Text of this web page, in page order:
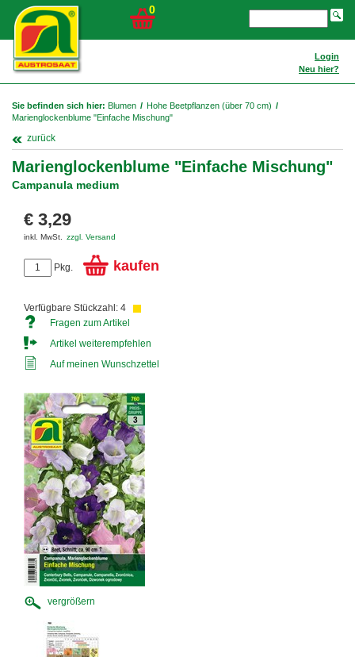
0
Login
Neu hier?
Sie befinden sich hier: Blumen / Hohe Beetpflanzen (über 70 cm) /
Marienglockenblume "Einfache Mischung"
zurück
Marienglockenblume "Einfache Mischung"
Campanula medium
€ 3,29
inkl. MwSt. zzgl. Versand
Pkg. kaufen
Verfügbare Stückzahl: 4
Fragen zum Artikel
Artikel weiterempfehlen
Auf meinen Wunschzettel
vergrößern